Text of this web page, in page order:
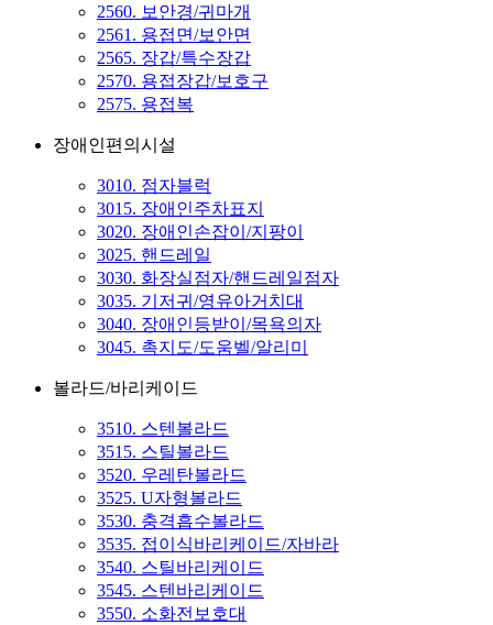
2560. 보안경/귀마개
2561. 용접면/보안면
2565. 장갑/특수장갑
2570. 용접장갑/보호구
2575. 용접복
장애인편의시설
3010. 점자블럭
3015. 장애인주차표지
3020. 장애인손잡이/지팡이
3025. 핸드레일
3030. 화장실점자/핸드레일점자
3035. 기저귀/영유아거치대
3040. 장애인등받이/목욕의자
3045. 촉지도/도움벨/알리미
볼라드/바리케이드
3510. 스텐볼라드
3515. 스틸볼라드
3520. 우레탄볼라드
3525. U자형볼라드
3530. 충격흡수볼라드
3535. 접이식바리케이드/자바라
3540. 스틸바리케이드
3545. 스텐바리케이드
3550. 소화전보호대